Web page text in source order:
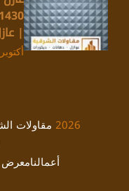
|
أكتوبر 22, 2025
2026 مقاولات
أعمالنامعرض